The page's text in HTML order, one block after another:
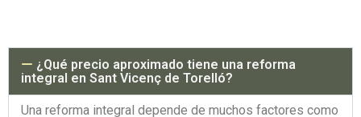
¿Qué precio aproximado tiene una reforma
integral en Sant Vicenç de Torelló?
Una reforma integral depende de muchos factores como